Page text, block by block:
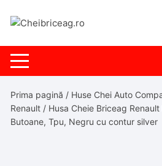
Prima pagină / Huse Chei Auto
Renault / Husa Cheie Briceag
Butoane, Tpu, Negru cu contur silver